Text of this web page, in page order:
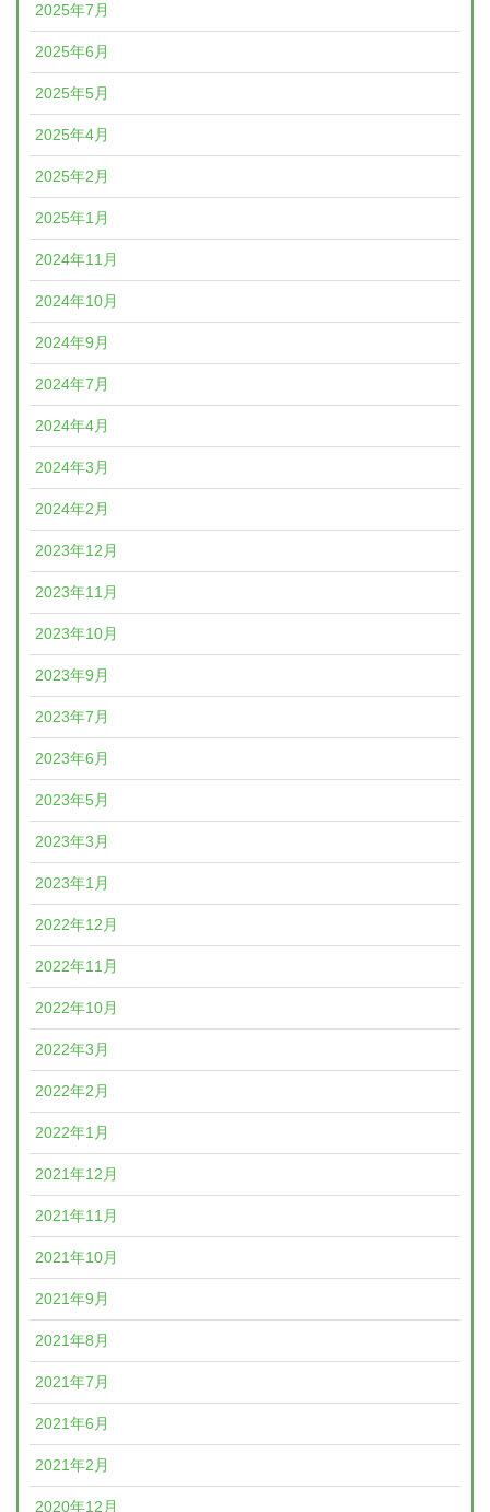
2025年7月
2025年6月
2025年5月
2025年4月
2025年2月
2025年1月
2024年11月
2024年10月
2024年9月
2024年7月
2024年4月
2024年3月
2024年2月
2023年12月
2023年11月
2023年10月
2023年9月
2023年7月
2023年6月
2023年5月
2023年3月
2023年1月
2022年12月
2022年11月
2022年10月
2022年3月
2022年2月
2022年1月
2021年12月
2021年11月
2021年10月
2021年9月
2021年8月
2021年7月
2021年6月
2021年2月
2020年12月